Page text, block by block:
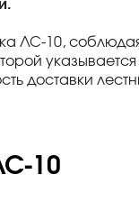
ЛС-10,
указывается
доставки
10